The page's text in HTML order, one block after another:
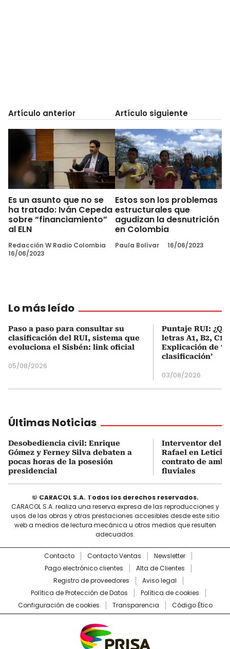
Artículo anterior
Es un asunto que no se
ha tratado: Iván Cepeda
sobre “financiamiento”
al ELN
Redacción W Radio Colombia
16/06/2023
Artículo siguiente
Estos son los problemas
estructurales que
agudizan la desnutrición
en Colombia
Paula Bolívar 16/06/2023
Lo más leído
Paso a paso para consultar su
clasificación del RUI, sistema que
evoluciona el Sisbén: link oficial
05/08/2026
Puntaje RUI:
letras A1, B2, C1
Explicación de
clasificación’
03/08/2026
Últimas Noticias
Desobediencia civil: Enrique
Gómez y Ferney Silva debaten a
pocas horas de la posesión
presidencial
Interventor del
Rafael en Leticia
contrato de
fluviales
© CARACOL S.A. Todos los derechos reservados.
CARACOL S.A. realiza una reserva expresa de las reproducciones y
usos de las obras y otras prestaciones accesibles desde este sitio
web a medios de lectura mecánica u otros medios que resulten
adecuados.
Contacto Contacto Ventas
Newsletter
Pago electrónico clientes
Alta de Clientes
Registro de proveedores
Aviso legal
Política de Protección de Datos
Política de cookies
Configuración de cookies
Transparencia Código Ético